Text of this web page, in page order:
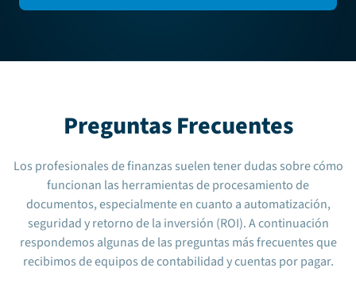
Preguntas Frecuentes
Los profesionales de finanzas suelen tener dudas sobre cómo
funcionan las herramientas de procesamiento de
documentos, especialmente en cuanto a automatización,
seguridad y retorno de la inversión (ROI). A continuación
respondemos algunas de las preguntas más frecuentes que
recibimos de equipos de contabilidad y cuentas por pagar.